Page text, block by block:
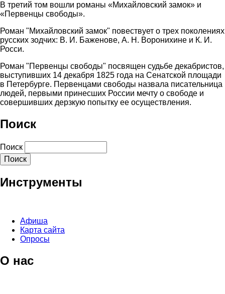
В третий том вошли романы «Михайловский замок» и
«Первенцы свободы».
Роман "Михайловский замок" повествует о трех поколениях
русских зодчих: В. И. Баженове, А. Н. Воронихине и К. И.
Росси.
Роман "Первенцы свободы" посвящен судьбе декабристов,
выступивших 14 декабря 1825 года на Сенатской площади
в Петербурге. Первенцами свободы назвала писательница
людей, первыми принесших России мечту о свободе и
совершивших дерзкую попытку ее осуществления.
Поиск
Поиск
Инструменты
Афиша
Карта сайта
Опросы
О нас